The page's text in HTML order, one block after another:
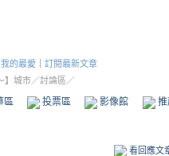
的最愛
訂閱最新文章
】城市／討論區／
區 投票區 影像館
看回應文